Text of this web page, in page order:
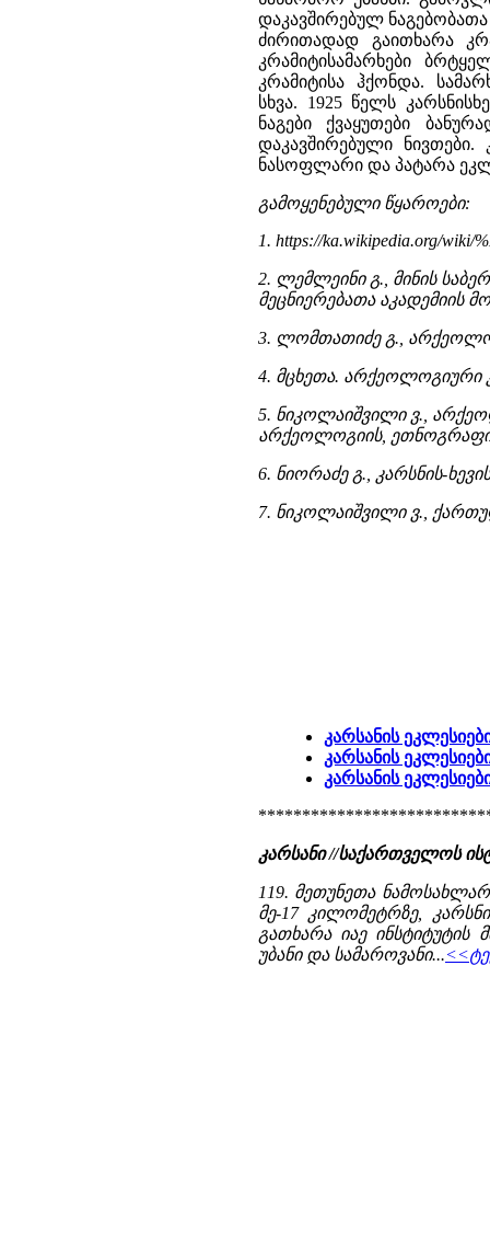
დაკავშირებულ
ძირითადად გაითხარა
კრამიტისამარხები
კრამიტისა ჰქონდა.
სხვა. 1925 წელს
ნაგები ქვაყუთები
დაკავშირებული ნივთები.
ნასოფლარი და პატარა
გამოყენებული წყაროები:
1. https://ka.wikipedia.org/wiki/
2. ლემლეინი გ., მინის
მეცნიერებათა აკადემიის
3. ლომთათიძე გ.,
4. მცხეთა. არქეოლოგიური
5. ნიკოლაიშვილი ვ.,
არქეოლოგიის,
6. ნიორაძე გ., კარსნის-
7. ნიკოლაიშვილი ვ.,
კარსანის
კარსანის
კარსანის
კარსანი //საქართველოს
119. მეთუნეთა
მე-17 კილომეტრზე,
გათხარა იაე ინსტიტუტის
უბანი და სამაროვანი...